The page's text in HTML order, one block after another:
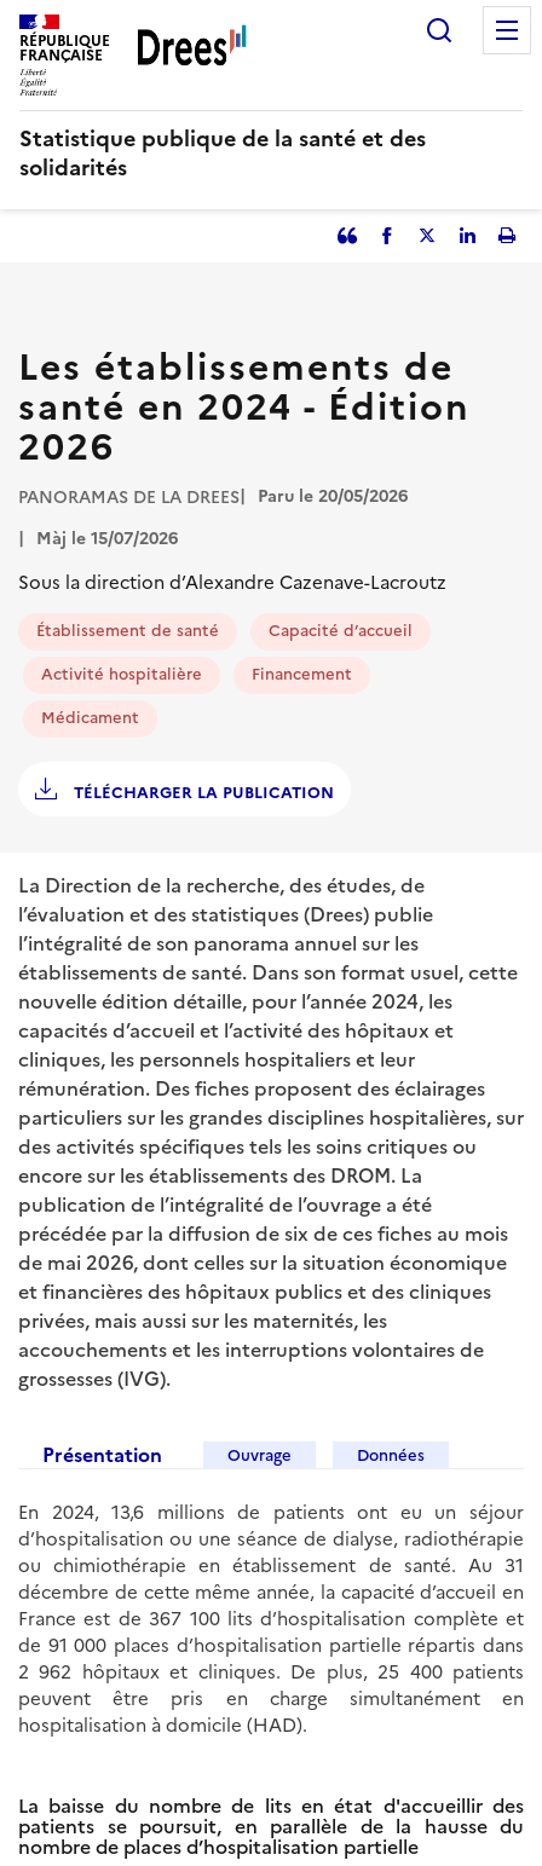
Aller
au
contenu
principal
RÉPUBLIQUE
FRANÇAISE
Statistique publique de la santé et des
solidarités
Partager
citation
Facebook
Partager
Partager
Les établissements de
santé en 2024 - Édition
2026
PANORAMAS DE LA DREES
Paru le 20/05/2026
Màj le 15/07/2026
Sous la direction d’Alexandre Cazenave-Lacroutz
Établissement de santé
Capacité d’accueil
Activité hospitalière
Financement
Médicament
TÉLÉCHARGER LA PUBLICATION
La Direction de la recherche, des études, de
l’évaluation et des statistiques (Drees) publie
l’intégralité de son panorama annuel sur les
établissements de santé. Dans son format usuel, cette
nouvelle édition détaille, pour l’année 2024, les
capacités d’accueil et l’activité des hôpitaux et
cliniques, les personnels hospitaliers et leur
rémunération. Des fiches proposent des éclairages
particuliers sur les grandes disciplines hospitalières, sur
des activités spécifiques tels les soins critiques ou
encore sur les établissements des DROM. La
publication de l’intégralité de l’ouvrage a été
précédée par la diffusion de six de ces fiches au mois
de mai 2026, dont celles sur la situation économique
et financières des hôpitaux publics et des cliniques
privées, mais aussi sur les maternités, les
accouchements et les interruptions volontaires de
grossesses (IVG).
Présentation Ouvrage Données
En 2024, 13,6 millions de patients ont eu un séjour
d’hospitalisation ou une séance de dialyse, radiothérapie
ou chimiothérapie en établissement de santé. Au 31
décembre de cette même année, la capacité d’accueil en
France est de 367 100 lits d’hospitalisation complète et
de 91 000 places d’hospitalisation partielle répartis dans
2 962 hôpitaux et cliniques. De plus, 25 400 patients
peuvent être pris en charge simultanément en
hospitalisation à domicile (HAD).
La baisse du nombre de lits en état d'accueillir des
patients se poursuit, en parallèle de la hausse du
nombre de places d’hospitalisation partielle